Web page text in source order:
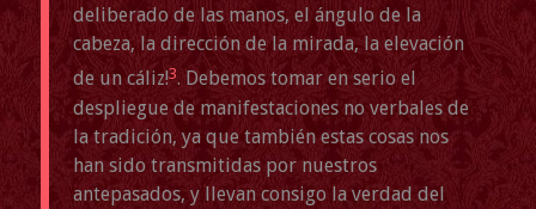
deliberado de las manos, el ángulo de la
cabeza, la dirección de la mirada, la elevación
de un cáliz!3. Debemos tomar en serio el
despliegue de manifestaciones no verbales de
la tradición, ya que también estas cosas nos
han sido transmitidas por nuestros
antepasados, y llevan consigo la verdad del